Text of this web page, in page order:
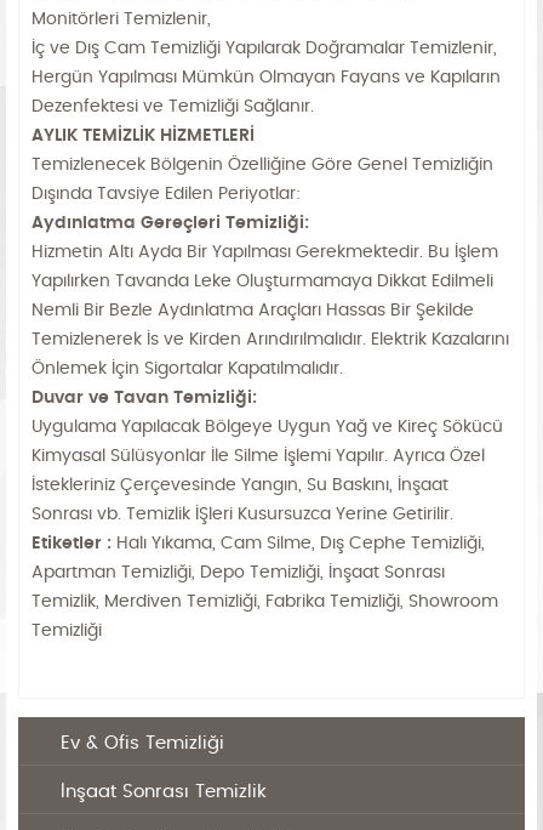
Monitörleri Temizlenir,
İç ve Dış Cam Temizliği Yapılarak Doğramalar Temizlenir,
Hergün Yapılması Mümkün Olmayan Fayans ve Kapıların
Dezenfektesi ve Temizliği Sağlanır.
AYLIK TEMİZLİK HİZMETLERİ
Temizlenecek Bölgenin Özelliğine Göre Genel Temizliğin
Dışında Tavsiye Edilen Periyotlar:
Aydınlatma Gereçleri Temizliği:
Hizmetin Altı Ayda Bir Yapılması Gerekmektedir. Bu İşlem
Yapılırken Tavanda Leke Oluşturmamaya Dikkat Edilmeli
Nemli Bir Bezle Aydınlatma Araçları Hassas Bir Şekilde
Temizlenerek İs ve Kirden Arındırılmalıdır. Elektrik Kazalarını
Önlemek İçin Sigortalar Kapatılmalıdır.
Duvar ve Tavan Temizliği:
Uygulama Yapılacak Bölgeye Uygun Yağ ve Kireç Sökücü
Kimyasal Sülüsyonlar İle Silme İşlemi Yapılır. Ayrıca Özel
İstekleriniz Çerçevesinde Yangın, Su Baskını, İnşaat
Sonrası vb. Temizlik İŞleri Kusursuzca Yerine Getirilir.
Etiketler : Halı Yıkama, Cam Silme, Dış Cephe Temizliği,
Apartman Temizliği, Depo Temizliği, İnşaat Sonrası
Temizlik, Merdiven Temizliği, Fabrika Temizliği, Showroom
Temizliği
Ev & Ofis Temizliği
İnşaat Sonrası Temizlik